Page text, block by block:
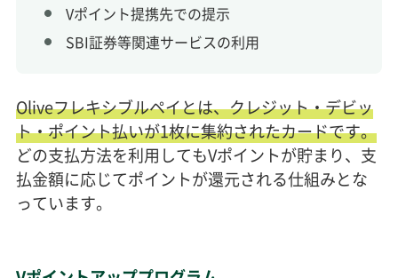
Vポイント提携先での提示
SBI証券等関連サービスの利用
Oliveフレキシブルペイとは、クレジット・デビッ
ト・ポイント払いが1枚に集約されたカードです。
どの支払方法を利用してもVポイントが貯まり、支
払金額に応じてポイントが還元される仕組みとな
っています。